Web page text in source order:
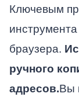
Ключевым
браузера.
ручного
адресов.Вы